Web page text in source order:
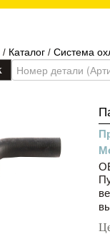
/ Каталог / Система